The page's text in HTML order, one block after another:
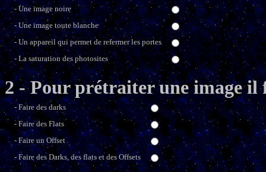
- Une image noire
- Une image toute blanche
- Un appareil qui permet de refermer les portes
- La saturation des photosites
2 - Pour prétraiter une image il
- Faire des darks
- Faire des Flats
- Faire un Offset
- Faire des Darks, des flats et des Offsets